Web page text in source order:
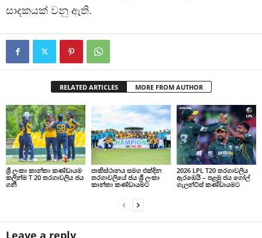
සාදකයක් වනු ඇති.
RELATED ARTICLES MORE FROM AUTHOR
ශ්‍රී ලංකා කාන්තා කණ්ඩායම
කලින්ම T 20 තරගාවලිය ජය
ගනී
පාකිස්ථානය සමග එක්දින
තරගාවලියේ ජය ශ්‍රී ලංකා
කාන්තා කණ්ඩායමට
2026 LPL T20 තරගාවලිය
ඇරඹෙයි – පළමු ජය ගෝල්
ගැලන්ට්ස් කණ්ඩායමට
Leave a reply